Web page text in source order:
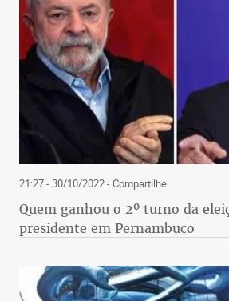
21:27 - 30/10/2022- Compartilhe
Quem ganhou o 2º turno da
presidente em Pernambuco